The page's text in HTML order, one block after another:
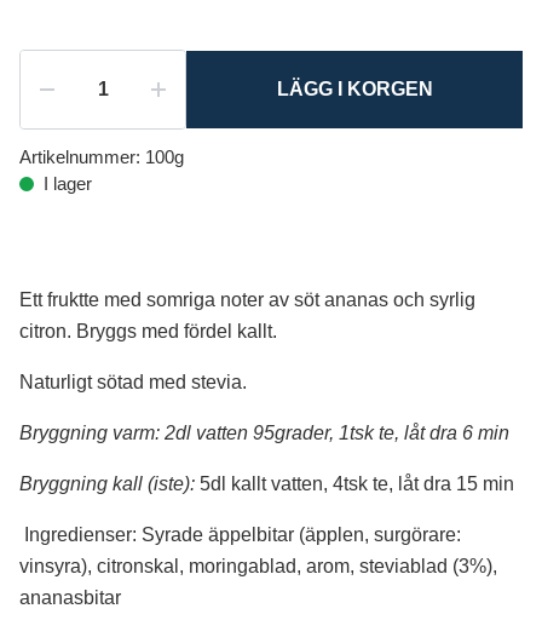
LÄGG I KORGEN
Artikelnummer: 100g
I lager
Ett fruktte med somriga noter av söt ananas och syrlig
citron. Bryggs med fördel kallt.
Naturligt sötad med stevia.
Bryggning varm: 2dl vatten 95grader, 1tsk te, låt dra 6 min
Bryggning kall (iste): 5dl kallt vatten, 4tsk te, låt dra 15 min
Ingredienser: Syrade äppelbitar (äpplen, surgörare:
vinsyra), citronskal, moringablad, arom, steviablad (3%),
ananasbitar